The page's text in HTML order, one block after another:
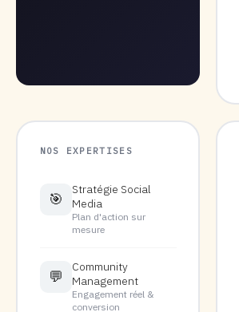
NOS EXPERTISES
🎯
Stratégie Social
Media
Plan d'action sur
mesure
💬
Community
Management
Engagement réel &
conversion